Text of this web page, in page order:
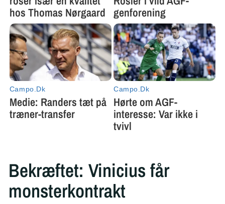
Bekræftet: Vinicius får
monsterkontrakt